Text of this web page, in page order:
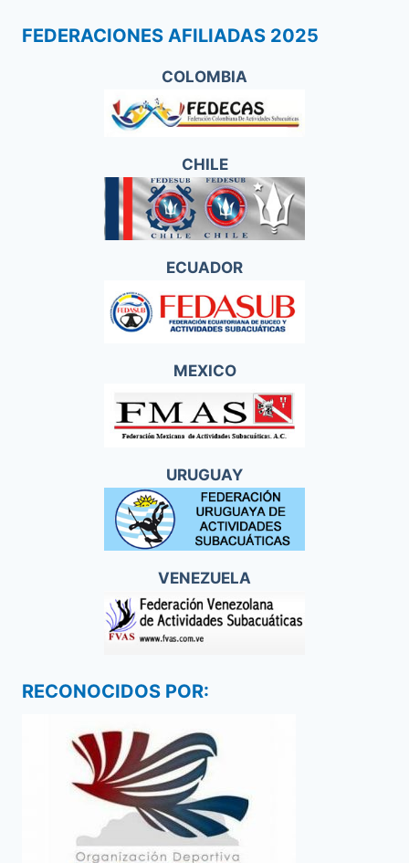
FEDERACIONES AFILIADAS 2025
COLOMBIA
CHILE
ECUADOR
MEXICO
URUGUAY
VENEZUELA
RECONOCIDOS POR: